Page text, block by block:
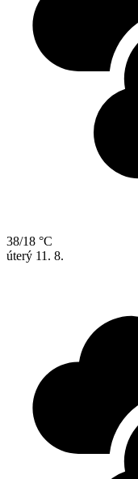
38/18 °C
úterý 11. 8.